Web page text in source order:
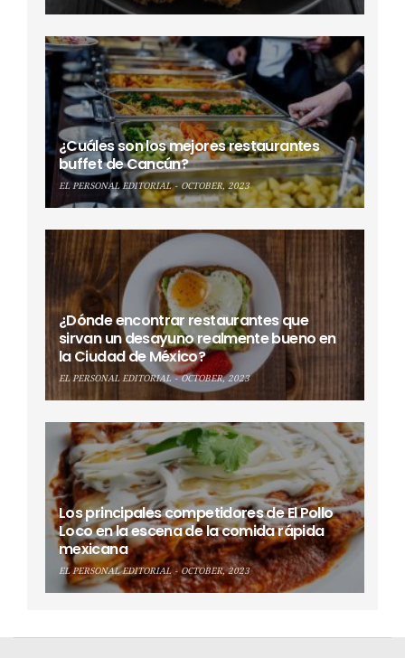
¿Cuáles son los mejores restaurantes
buffet de Cancún?
EL PERSONAL EDITORIAL OCTOBER, 2023
¿Dónde encontrar restaurantes que
sirvan un desayuno realmente bueno en
la Ciudad de México?
EL PERSONAL EDITORIAL OCTOBER, 2023
Los principales competidores de El Pollo
Loco en la escena de la comida rápida
mexicana
EL PERSONAL EDITORIAL OCTOBER, 2023